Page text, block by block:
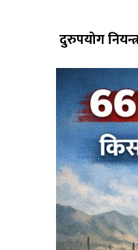
दुरुपयोग